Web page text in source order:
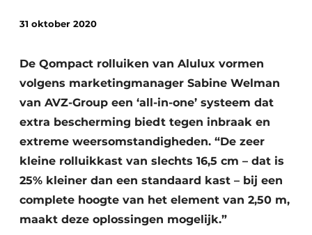
31 oktober 2020
De Qompact rolluiken van Alulux vormen
volgens marketingmanager Sabine Welman
van AVZ-Group een ‘all-in-one’ systeem dat
extra bescherming biedt tegen inbraak en
extreme weersomstandigheden. “De zeer
kleine rolluikkast van slechts 16,5 cm – dat is
25% kleiner dan een standaard kast – bij een
complete hoogte van het element van 2,50 m,
maakt deze oplossingen mogelijk.”